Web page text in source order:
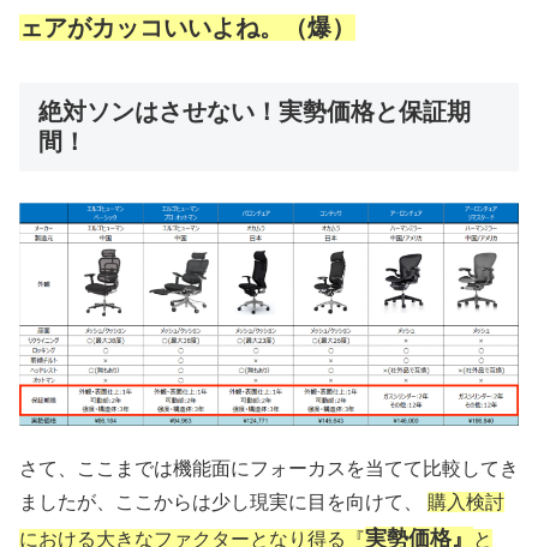
ェアがカッコいいよね。（爆）
絶対ソンはさせない！実勢価格と保証期
間！
さて、ここまでは機能面にフォーカスを当てて比較してき
ましたが、ここからは少し現実に目を向けて、 購入検討
における大きなファクターとなり得る『実勢価格』
と